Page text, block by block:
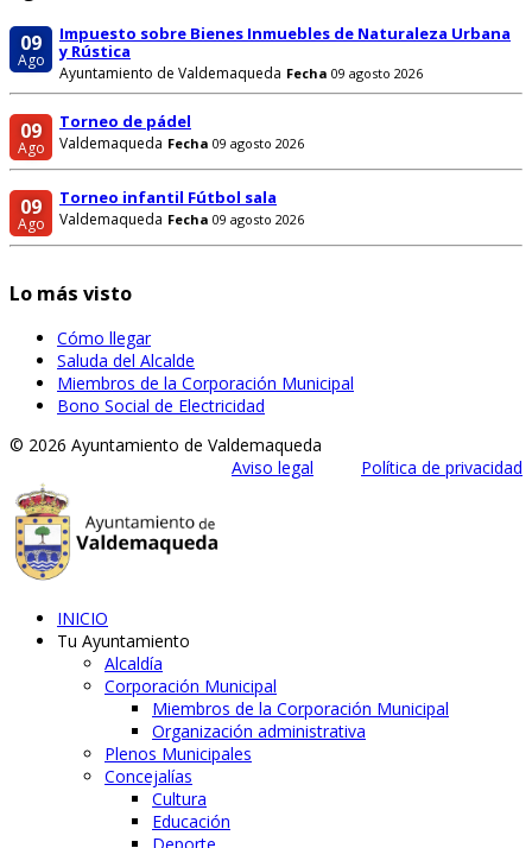
09
Ago
Impuesto sobre Bienes Inmuebles de Naturaleza Urbana
y Rústica
Ayuntamiento de Valdemaqueda Fecha 09 agosto 2026
09
Ago
Torneo de pádel
Valdemaqueda Fecha 09 agosto 2026
09
Ago
Torneo infantil Fútbol sala
Valdemaqueda Fecha 09 agosto 2026
Lo más visto
Cómo llegar
Saluda del Alcalde
Miembros de la Corporación Municipal
Bono Social de Electricidad
© 2026 Ayuntamiento de Valdemaqueda
Aviso legal
Política de privacidad
INICIO
Tu Ayuntamiento
Alcaldía
Corporación Municipal
Miembros de la Corporación Municipal
Organización administrativa
Plenos Municipales
Concejalías
Cultura
Educación
Deporte